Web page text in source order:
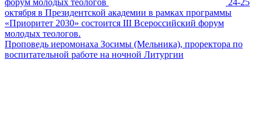
октября в Президентской академии в рамках программы
«Приоритет 2030» состоится III Всероссийский форум
молодых теологов.
Проповедь иеромонаха Зосимы (Мельника), проректора по
воспитательной работе на ночной Литургии